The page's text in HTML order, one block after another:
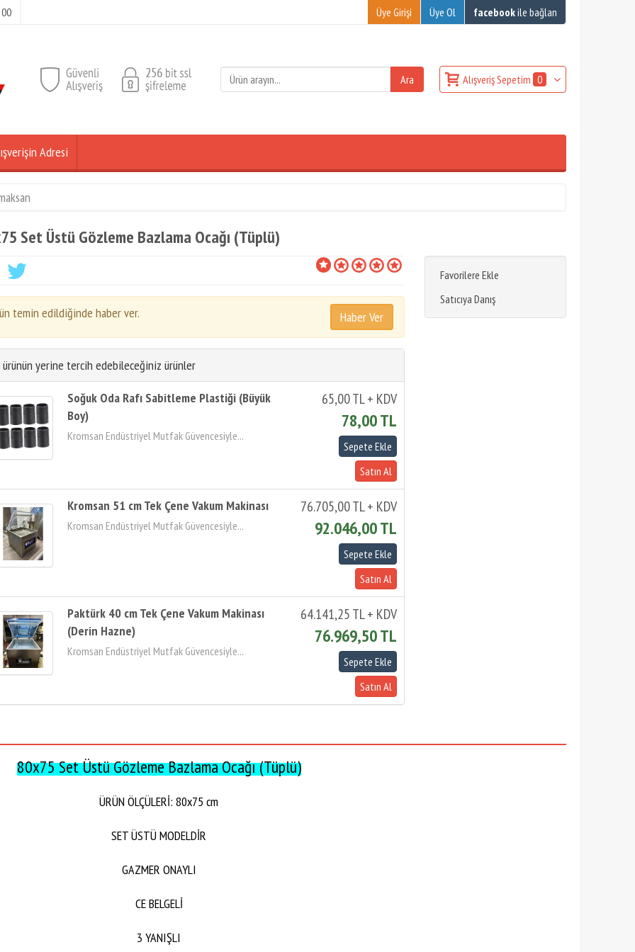
Üye Girişi Üye Ol facebookile bağlan
Alışveriş Sepetim 0
Adresi
Set Üstü Gözleme Bazlama Ocağı (Tüplü)
Favorilere Ekle
Satıcıya Danış
temin edildiğinde haber ver.
ürünün yerine tercih edebileceğiniz ürünler
Soğuk Oda Rafı Sabitleme Plastiği (Büyük
Boy)
Kromsan Endüstriyel Mutfak Güvencesiyle...
65,00 TL + KDV
78,00 TL
Kromsan 51 cm Tek Çene Vakum Makinası
Kromsan Endüstriyel Mutfak Güvencesiyle...
76.705,00 TL + KDV
92.046,00 TL
Paktürk 40 cm Tek Çene Vakum Makinası
(Derin Hazne)
Kromsan Endüstriyel Mutfak Güvencesiyle...
64.141,25 TL + KDV
76.969,50 TL
80x75 Set Üstü Gözleme Bazlama Ocağı (Tüplü)
ÜRÜN ÖLÇÜLERİ: 80x75 cm
SET ÜSTÜ MODELDİR
GAZMER ONAYLI
CE BELGELİ
3 YANIŞLI